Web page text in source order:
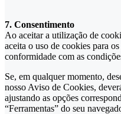
7. Consentimento
Ao aceitar a utilização de
aceita o uso de cookies para
conformidade com as
Se, em qualquer momento,
nosso Aviso de Cookies,
ajustando as opções
“Ferramentas” do seu